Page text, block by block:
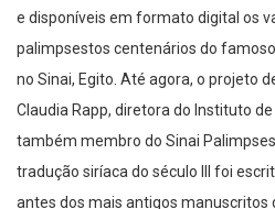
e disponíveis em formato digital os
palimpsestos centenários do
no Sinai, Egito. Até agora, o projeto
Claudia Rapp, diretora do Instituto
também membro do Sinai
tradução siríaca do século III foi
antes dos mais antigos manuscritos